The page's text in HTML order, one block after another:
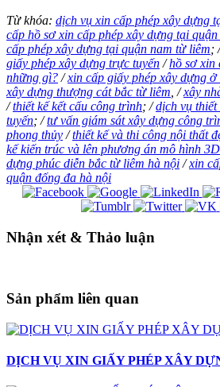
Từ khóa: dịch vụ xin cấp phép xây dựng
cấp hồ sơ xin cấp phép xây dựng tại
cấp phép xây dựng tại quận nam từ liêm;
giấy phép xây dựng trực tuyến /hồ sơ xin
những gì? /xin cấp giấy phép xây dựng ở
xây dựng thượng cát bắc từ liêm , /xây
/thiết kế kết cấu công trình; /dịch vụ
tuyến; /tư vấn giám sát xây dựng công
phong thủy /thiết kế và thi công nội thất
kế kiến trúc và lên phương án mô hình 3D
dựng phúc diễn bắc từ liêm hà nội /xin
quận đống đa hà nội
Nhận xét & Thảo luận
Sản phẩm liên quan
DỊCH VỤ XIN GIẤY PHÉP XÂY